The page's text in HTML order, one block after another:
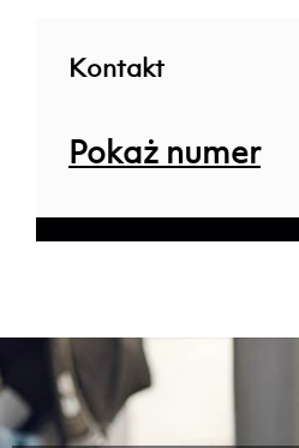
Kontakt
Pokaż numer